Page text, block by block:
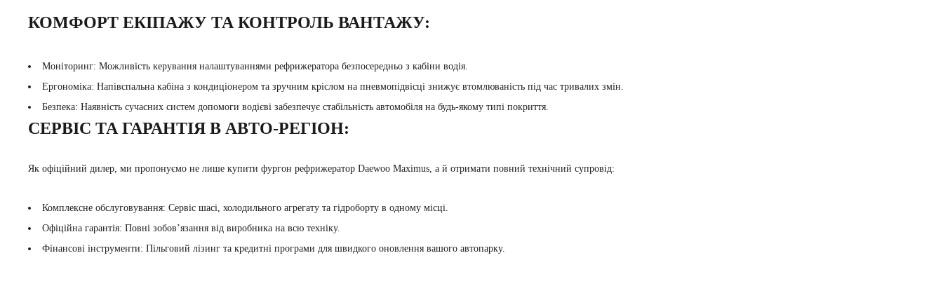
КОМФОРТ ЕКІПАЖУ ТА КОНТРОЛЬ ВАНТАЖУ:
Моніторинг: Можливість керування налаштуваннями рефрижератора безпосередньо з кабіни водія.
Ергономіка: Напівспальна кабіна з кондиціонером та зручним кріслом на пневмопідвісці знижує втомлюваність під час тривалих змін.
Безпека: Наявність сучасних систем допомоги водієві забезпечує стабільність автомобіля на будь-якому типі покриття.
СЕРВІС ТА ГАРАНТІЯ В АВТО-РЕГІОН:
Як офіційний дилер, ми пропонуємо не лише купити фургон рефрижератор Daewoo Maximus, а й отримати повний технічний супровід:
Комплексне обслуговування: Сервіс шасі, холодильного агрегату та гідроборту в одному місці.
Офіційна гарантія: Повні зобов’язання від виробника на всю техніку.
Фінансові інструменти: Пільговий лізинг та кредитні програми для швидкого оновлення вашого автопарку.